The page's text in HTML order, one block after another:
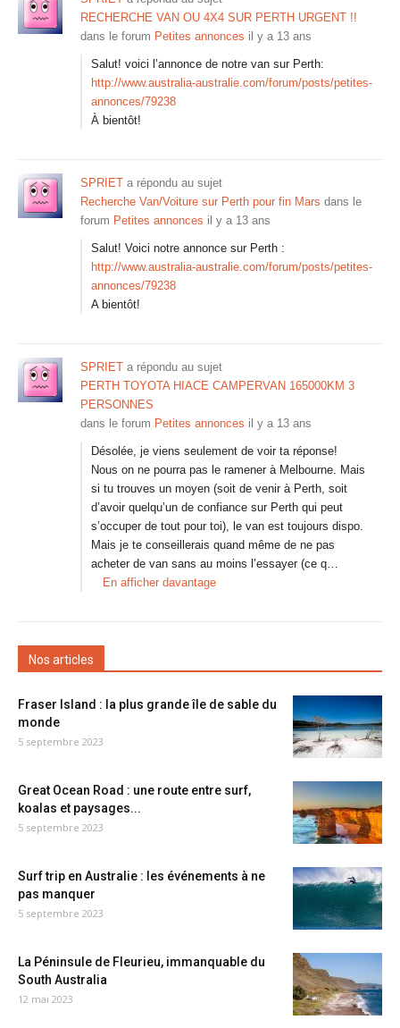
RECHERCHE VAN OU 4X4 SUR PERTH URGENT !!
dans le forum Petites annonces il y a 13 ans
Salut! voici l’annonce de notre van sur Perth:
http://www.australia-australie.com/forum/posts/petites-
annonces/79238
À bientôt!
SPRIET a répondu au sujet
Recherche Van/Voiture sur Perth pour fin Mars dans le
forum Petites annonces il y a 13 ans
Salut! Voici notre annonce sur Perth :
http://www.australia-australie.com/forum/posts/petites-
annonces/79238
A bientôt!
SPRIET a répondu au sujet
PERTH TOYOTA HIACE CAMPERVAN 165000KM 3
PERSONNES
dans le forum Petites annonces il y a 13 ans
Désolée, je viens seulement de voir ta réponse!
Nous on ne pourra pas le ramener à Melbourne. Mais
si tu trouves un moyen (soit de venir à Perth, soit
d’avoir quelqu’un de confiance sur Perth qui peut
s’occuper de tout pour toi), le van est toujours dispo.
Mais je te conseillerais quand même de ne pas
acheter de van sans au moins l’essayer (ce q…
En afficher davantage
Nos articles
Fraser Island : la plus grande île de sable du
monde
5 septembre 2023
Great Ocean Road : une route entre surf,
koalas et paysages...
5 septembre 2023
Surf trip en Australie : les événements à ne
pas manquer
5 septembre 2023
La Péninsule de Fleurieu, immanquable du
South Australia
12 mai 2023